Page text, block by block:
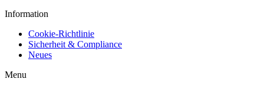
Information
Cookie-Richtlinie
Sicherheit & Compliance
Neues
Menu